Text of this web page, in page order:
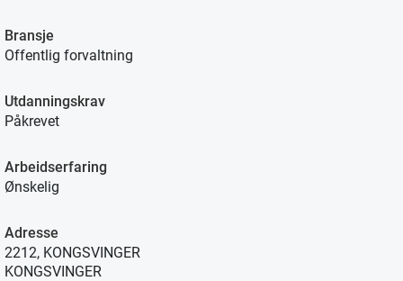
Bransje
Offentlig forvaltning
Utdanningskrav
Påkrevet
Arbeidserfaring
Ønskelig
Adresse
2212, KONGSVINGER
KONGSVINGER